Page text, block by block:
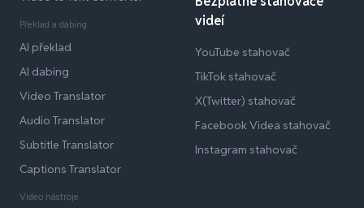
Překlad a dabing
AI překlad
AI dabing
Video Translator
Audio Translator
Subtitle Translator
Captions Translator
Video nástroje
videí
YouTube stahovač
TikTok stahovač
X(Twitter) stahovač
Facebook Videa stahovač
Instagram stahovač